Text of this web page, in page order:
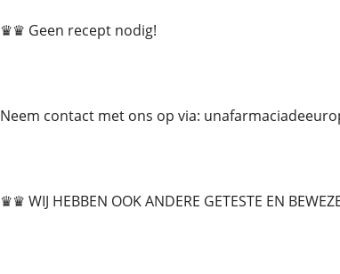
♛♛ Geen recept nodig!
Neem contact met ons op via:
♛♛ WIJ HEBBEN OOK ANDERE GETESTE EN